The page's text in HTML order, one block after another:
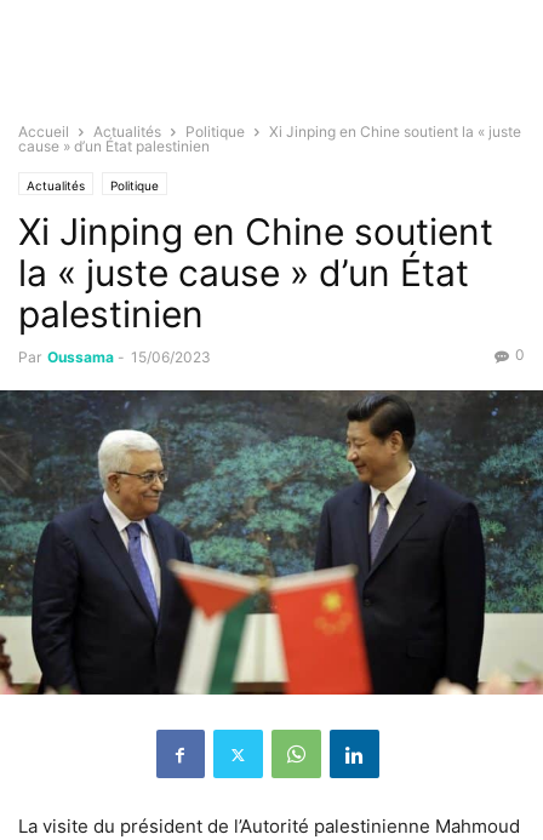
Accueil Actualités Politique
Xi Jinping en Chine soutient la « juste
cause » d’un État palestinien
Actualités Politique
Xi Jinping en Chine soutient
la « juste cause » d’un État
palestinien
Par Oussama - 15/06/2023 0
La visite du président de l’Autorité palestinienne Mahmoud